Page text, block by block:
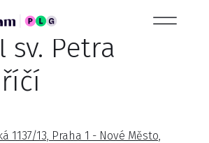
sv. Petra
1137/13, Praha 1 - Nové Město,